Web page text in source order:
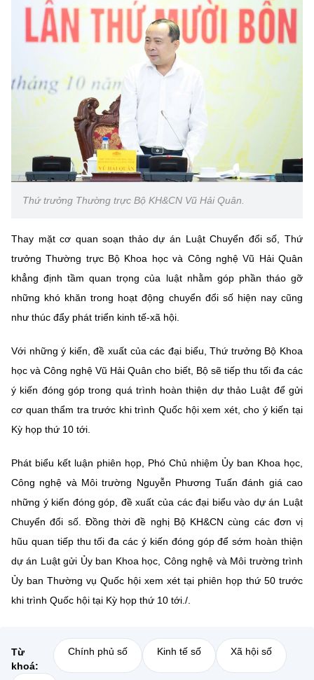
Thứ trưởng Thường trực Bộ KH&CN Vũ Hải Quân.
Thay mặt cơ quan soạn thảo dự án Luật Chuyển đổi số, Thứ
trưởng Thường trực Bộ Khoa học và Công nghệ Vũ Hải Quân
khẳng định tầm quan trọng của luật nhằm góp phần tháo gỡ
những khó khăn trong hoạt động chuyển đổi số hiện nay cũng
như thúc đẩy phát triển kinh tế-xã hội.
Với những ý kiến, đề xuất của các đại biểu, Thứ trưởng Bộ Khoa
học và Công nghệ Vũ Hải Quân cho biết, Bộ sẽ tiếp thu tối đa các
ý kiến đóng góp trong quá trình hoàn thiện dự thảo Luật để gửi
cơ quan thẩm tra trước khi trình Quốc hội xem xét, cho ý kiến tại
Kỳ họp thứ 10 tới.
Phát biểu kết luận phiên họp, Phó Chủ nhiệm Ủy ban Khoa học,
Công nghệ và Môi trường Nguyễn Phương Tuấn đánh giá cao
những ý kiến đóng góp, đề xuất của các đại biểu vào dự án Luật
Chuyển đổi số. Đồng thời đề nghị Bộ KH&CN cùng các đơn vị
hũu quan tiếp thu tối đa các ý kiến đóng góp để sớm hoàn thiện
dự án Luật gửi Ủy ban Khoa học, Công nghệ và Môi trường trình
Ủy ban Thường vụ Quốc hội xem xét tại phiên họp thứ 50 trước
khi trình Quốc hội tại Kỳ họp thứ 10 tới./.
Từ
khoá:
Chính phủ số Kinh tế số Xã hội số